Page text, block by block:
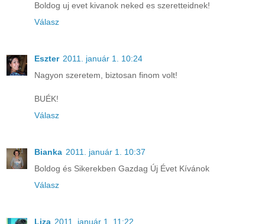
Boldog uj evet kivanok neked es szeretteidnek!
Válasz
Eszter 2011. január 1. 10:24
Nagyon szeretem, biztosan finom volt!
BUÉK!
Válasz
Bianka 2011. január 1. 10:37
Boldog és Sikerekben Gazdag Új Évet Kívánok
Válasz
Liza 2011. január 1. 11:22